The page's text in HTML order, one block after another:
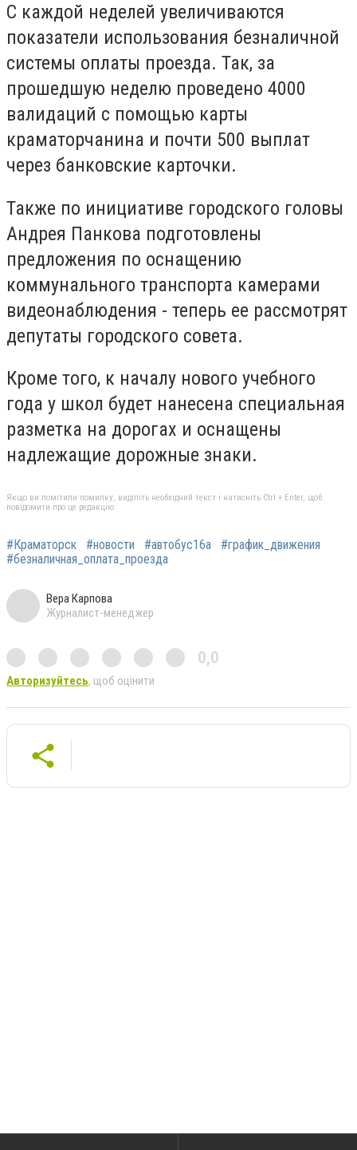
С каждой неделей увеличиваются
показатели использования безналичной
системы оплаты проезда. Так, за
прошедшую неделю проведено 4000
валидаций с помощью карты
краматорчанина и почти 500 выплат
через банковские карточки.
Также по инициативе городского головы
Андрея Панкова подготовлены
предложения по оснащению
коммунального транспорта камерами
видеонаблюдения - теперь ее рассмотрят
депутаты городского совета.
Кроме того, к началу нового учебного
года у школ будет нанесена специальная
разметка на дорогах и оснащены
надлежащие дорожные знаки.
Якщо ви помітили помилку, виділіть необхідний текст і натисніть Ctrl + Enter, щоб
повідомити про це редакцію
#Краматорск #новости #автобус16а
#график_движения
#безналичная_оплата_проезда
Вера Карпова
Журналист-менеджер
0,0
Авторизуйтесь, щоб оцінити